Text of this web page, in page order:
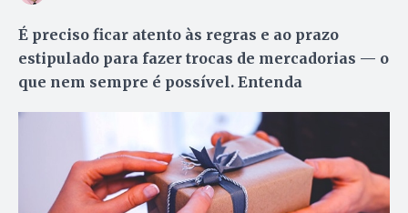
É preciso ficar atento às regras e ao prazo
estipulado para fazer trocas de mercadorias — o
que nem sempre é possível. Entenda